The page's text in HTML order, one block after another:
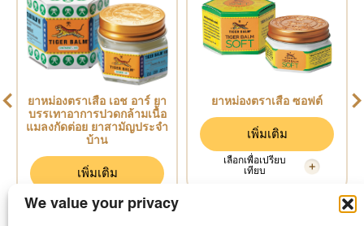
We value your privacy
ยาหม่องตราเสือ เอช อาร์ ยา
บรรเทาอาการปวดกล้ามเนื้อ
แมลงกัดต่อย ยาสามัญประจำ
บ้าน
เพิ่มเติม
เลือกเพื่อเปรียบ
เทียบ
ยาหม่องตราเสือ ซอฟต์
เพิ่มเติม
เลือกเพื่อเปรียบ
เทียบ